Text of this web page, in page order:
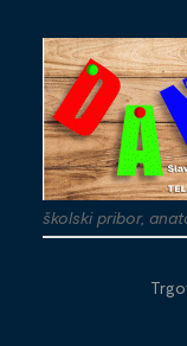
školski pribor,